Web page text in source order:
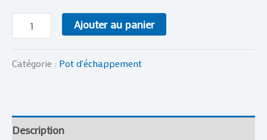
Ajouter au panier
Catégorie : Pot d'échappement
Description